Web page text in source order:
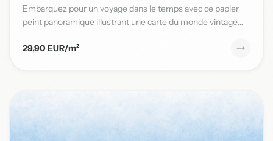
Embarquez pour un voyage dans le temps avec ce papier
peint panoramique illustrant une carte du monde vintage
29,90 EUR/m²